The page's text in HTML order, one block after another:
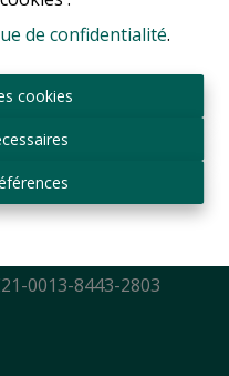
de confidentialité.
cookies
2
90 80
agréé IPI
0013-8443-2803